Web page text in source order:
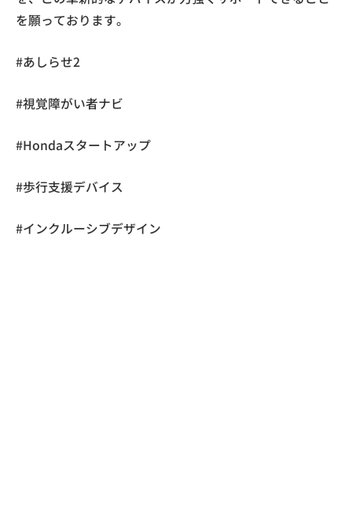
を願っております。
#あしらせ2
#視覚障がい者ナビ
#Hondaスタートアップ
#歩行支援デバイス
#インクルーシブデザイン